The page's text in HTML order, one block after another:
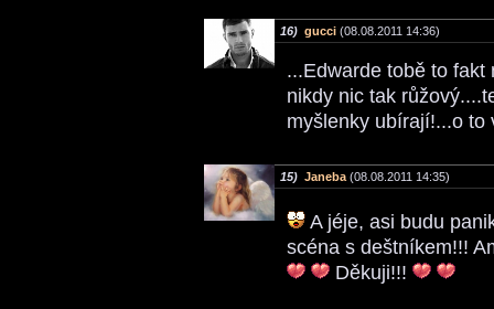
16) gucci (08.08.2011 14:36)
...Edwarde tobě to fakt
nikdy nic tak
myšlenky ubírají!...o to
15) Janeba (08.08.2011 14:35)
A jéje, asi budu
scéna s deštníkem!!!
Děkuji!!!